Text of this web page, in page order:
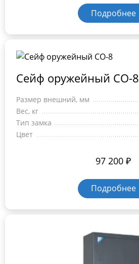
Подробнее
Сейф оружейный СО-8
Размер внешний, мм
Вес, кг
Тип замка
Цвет
97 200 ₽
Подробнее